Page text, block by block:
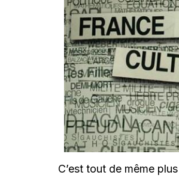
C’est tout de même